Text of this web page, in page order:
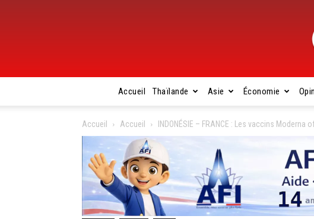
Accueil Thaïlande Asie Économie
Accueil Accueil INDONÉSIE – FRANCE : Les vaccins